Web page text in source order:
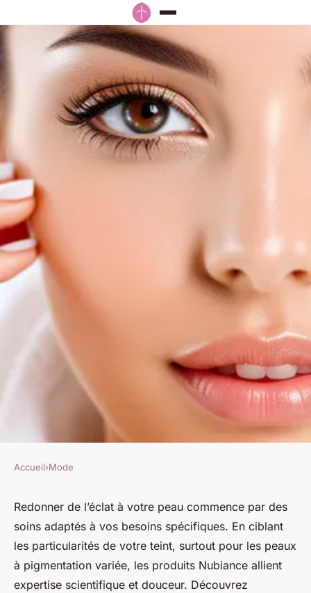
Éveillez l'éclat de votre peau
avec des soins personnalisés
Éva•8 juin 2025•5 min de lecture
Accueil›Mode
Redonner de l’éclat à votre peau commence par des
soins adaptés à vos besoins spécifiques. En ciblant
les particularités de votre teint, surtout pour les peaux
à pigmentation variée, les produits Nubiance allient
expertise scientifique et douceur. Découvrez